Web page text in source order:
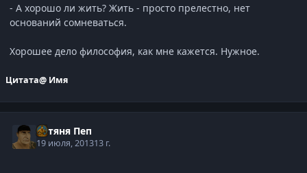
- А хорошо ли жить? Жить - просто прелестно, нет
оснований сомневаться.
Хорошее дело философия, как мне кажется. Нужное.
Цитата@ Имя
Батяня Пеп
19 июля, 201313 г.